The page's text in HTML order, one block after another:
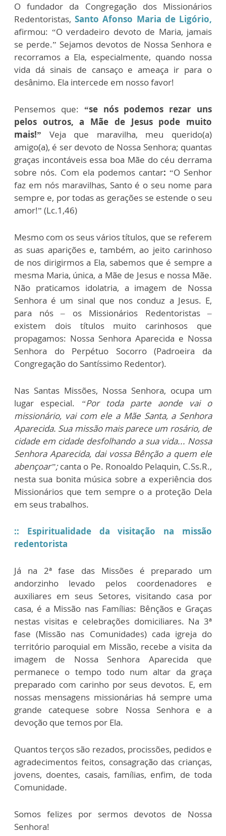
O fundador da Congregação dos Missionários
Redentoristas,Santo Afonso Maria de Ligório,
afirmou: “O verdadeiro devoto de Maria, jamais
se perde.” Sejamos devotos de Nossa Senhora e
recorramos a Ela, especialmente, quando nossa
vida dá sinais de cansaço e ameaça ir para o
desânimo. Ela intercede em nosso favor!
Pensemos que: “se nós podemos rezar uns
pelos outros, a Mãe de Jesus pode muito
mais!” Veja que maravilha, meu querido(a)
amigo(a), é ser devoto de Nossa Senhora; quantas
graças incontáveis essa boa Mãe do céu derrama
sobre nós. Com ela podemos cantar: “O Senhor
faz em nós maravilhas, Santo é o seu nome para
sempre e, por todas as gerações se estende o seu
amor!” (Lc.1,46)
Mesmo com os seus vários títulos, que se referem
as suas aparições e, também, ao jeito carinhoso
de nos dirigirmos a Ela, sabemos que é sempre a
mesma Maria, única, a Mãe de Jesus e nossa Mãe.
Não praticamos idolatria, a imagem de Nossa
Senhora é um sinal que nos conduz a Jesus. E,
para nós – os Missionários Redentoristas –
existem dois títulos muito carinhosos que
propagamos: Nossa Senhora Aparecida e Nossa
Senhora do Perpétuo Socorro (Padroeira da
Congregação do Santíssimo Redentor).
Nas Santas Missões, Nossa Senhora, ocupa um
lugar especial. “Por toda parte aonde vai o
missionário, vai com ele a Mãe Santa, a Senhora
Aparecida. Sua missão mais parece um rosário, de
cidade em cidade desfolhando a sua vida... Nossa
Senhora Aparecida, dai vossa Bênção a quem ele
abençoar”;canta o Pe. Ronoaldo Pelaquin, C.Ss.R.,
nesta sua bonita música sobre a experiência dos
Missionários que tem sempre o a proteção Dela
em seus trabalhos.
:: Espiritualidade da visitação na missão
redentorista
Já na 2ª fase das Missões é preparado um
andorzinho levado pelos coordenadores e
auxiliares em seus Setores, visitando casa por
casa, é a Missão nas Famílias: Bênçãos e Graças
nestas visitas e celebrações domiciliares. Na 3ª
fase (Missão nas Comunidades) cada igreja do
território paroquial em Missão, recebe a visita da
imagem de Nossa Senhora Aparecida que
permanece o tempo todo num altar da graça
preparado com carinho por seus devotos. E, em
nossas mensagens missionárias há sempre uma
grande catequese sobre Nossa Senhora e a
devoção que temos por Ela.
Quantos terços são rezados, procissões, pedidos e
agradecimentos feitos, consagração das crianças,
jovens, doentes, casais, famílias, enfim, de toda
Comunidade.
Somos felizes por sermos devotos de Nossa
Senhora!